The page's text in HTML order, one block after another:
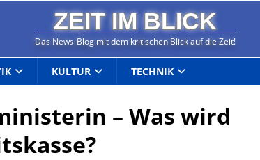
ZEIT IM BLICK
Das News-Blog mit dem kritischen Blick auf die Zeit!
KULTUR TECHNIK
– Was wird